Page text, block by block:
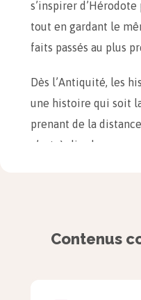
s’inspirer
tout en gardant le
faits passés au plus
Dès l’Antiquité, les
une histoire qui soit
prenant de la
c’est-à-dire les
Contenus